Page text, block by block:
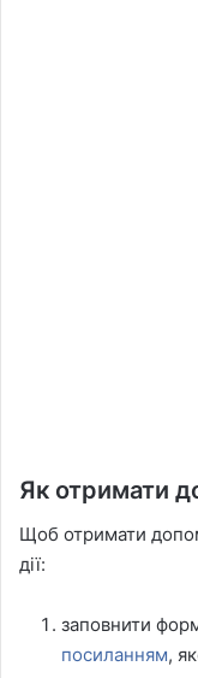
Як отримати
Щоб отримати
дії:
заповнити
посиланням,